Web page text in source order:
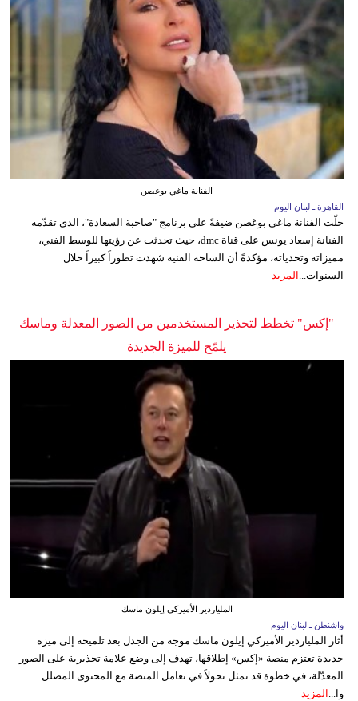
الفنانة ماغي بوغصن
القاهرة ـ لبنان اليوم
حلّت الفنانة ماغي بوغصن ضيفةً على برنامج "صاحبة السعادة"، الذي تقدّمه
الفنانة إسعاد يونس على قناة dmc، حيث تحدثت عن رؤيتها للوسط الفني،
مميزاته وتحدياته، مؤكدةً أن الساحة الفنية شهدت تطوراً كبيراً خلال
السنوات... المزيد
"إكس" تخطط لتحذير المستخدمين من الصور المعدلة وماسك
يلمّح للميزة الجديدة
الملياردير الأميركي إيلون ماسك
واشنطن ـ لبنان اليوم
أثار الملياردير الأميركي إيلون ماسك موجة من الجدل بعد تلميحه إلى ميزة
جديدة تعتزم منصة «إكس» إطلاقها، تهدف إلى وضع علامة تحذيرية على الصور
المعدّلة، في خطوة قد تمثل تحولاً في تعامل المنصة مع المحتوى المضلل
وا... المزيد